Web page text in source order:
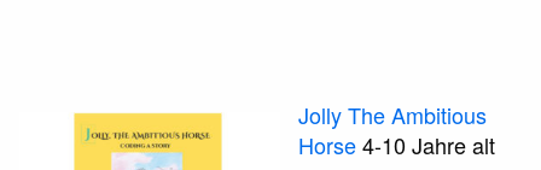
Jolly The Ambitious
Horse4-10 Jahre alt